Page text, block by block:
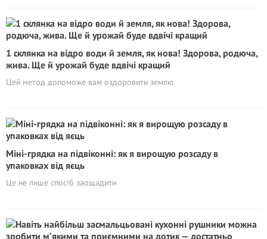
1 склянка на відро води й земля, як нова! Здорова, родюча,
жива. Ще й урожай буде вдвічі кращий
Цей метод допоможе вам оздоровити землю
Міні-грядка на підвіконні: як я вирощую розсаду в
упаковках від яєць
Це не лише спосіб заощадити